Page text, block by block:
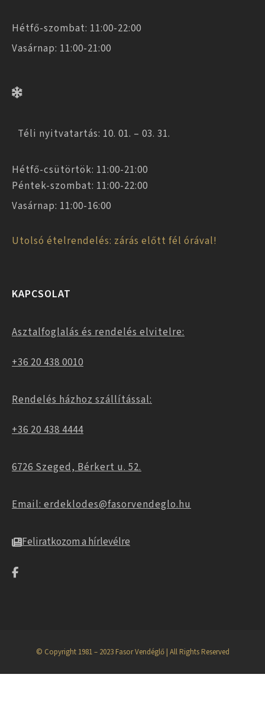
Hétfő-szombat: 11:00-22:00
Vasárnap: 11:00-21:00
Téli nyitvatartás: 10. 01. – 03. 31.
Hétfő-csütörtök: 11:00-21:00
Péntek-szombat: 11:00-22:00
Vasárnap: 11:00-16:00
Utolsó ételrendelés: zárás előtt fél órával!
KAPCSOLAT
Asztalfoglalás és rendelés elvitelre:
+36 20 438 0010
Rendelés házhoz szállítással:
+36 20 438 4444
6726 Szeged, Bérkert u. 52.
Email: erdeklodes@fasorvendeglo.hu
Feliratkozom a hírlevélre
© Copyright 1981 – 2023 Fasor Vendéglő | All Rights Reserved